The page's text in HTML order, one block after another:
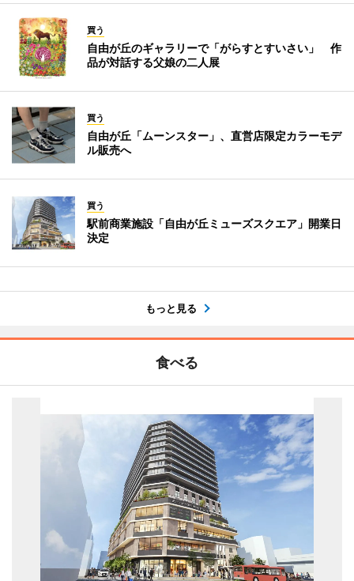
買う
自由が丘のギャラリーで「がらすとすいさい」 作
品が対話する父娘の二人展
買う
自由が丘「ムーンスター」、直営店限定カラーモデ
ル販売へ
買う
駅前商業施設「自由が丘ミューズスクエア」開業日
決定
もっと見る
食べる